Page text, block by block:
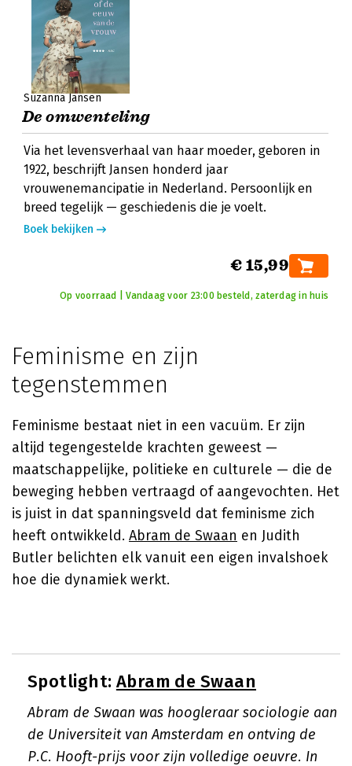
Suzanna Jansen
De omwenteling
Via het levensverhaal van haar moeder, geboren in
1922, beschrijft Jansen honderd jaar
vrouwenemancipatie in Nederland. Persoonlijk en
breed tegelijk — geschiedenis die je voelt.
Boek bekijken
€ 15,99
Op voorraad | Vandaag voor 23:00 besteld, zaterdag in huis
Feminisme en zijn
tegenstemmen
Feminisme bestaat niet in een vacuüm. Er zijn
altijd tegengestelde krachten geweest —
maatschappelijke, politieke en culturele — die de
beweging hebben vertraagd of aangevochten. Het
is juist in dat spanningsveld dat feminisme zich
heeft ontwikkeld. Abram de Swaan en Judith
Butler belichten elk vanuit een eigen invalshoek
hoe die dynamiek werkt.
Spotlight: Abram de Swaan
Abram de Swaan was hoogleraar sociologie aan
de Universiteit van Amsterdam en ontving de
P.C. Hooft-prijs voor zijn volledige oeuvre. In